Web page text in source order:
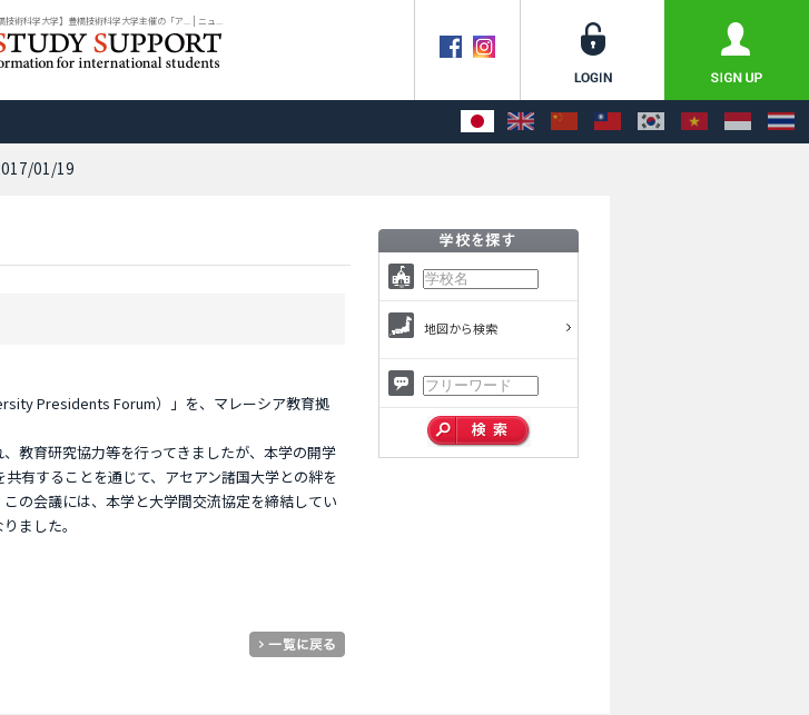
技術科学大学】豊橋技術科学大学主催の「ア... | ニュ...
01/19
Presidents Forum）」を、マレーシア教育拠
教育研究協力等を行ってきましたが、本学の開学
有することを通じて、アセアン諸国大学との絆を
の会議には、本学と大学間交流協定を締結してい
ました。
地図から検索